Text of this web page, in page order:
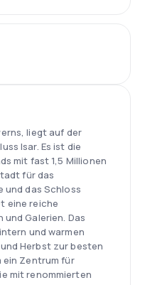
liegt auf der
Isar. Es ist die
mit fast 1,5 Millionen
für das
und das Schloss
eine reiche
Galerien. Das
und warmen
Herbst zur besten
ein Zentrum für
mit renommierten